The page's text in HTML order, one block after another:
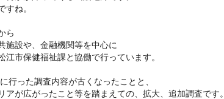
すね。
ら
施設や、金融機関等を中心に
江市保健福祉課と協働で行っています。
行った調査内容が古くなったことと、
アが広がったこと等を踏まえての、拡大、追加調査です。